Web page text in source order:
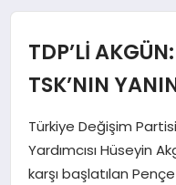
GÜNDEM
DÜNYA
EĞITIM
TDP’Lİ
TSK’NIN
Türkiye Değişim
Yardımcısı Hüseyin
karşı başlatılan